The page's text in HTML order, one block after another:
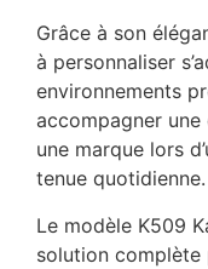
Grâce à son
à personnaliser
environnements
accompagner une
une marque lors
tenue quotidienne.
Le modèle K509
solution complète